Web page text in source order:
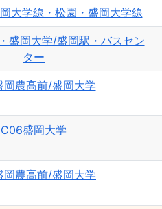
大学線・松園・盛岡大学線
盛岡大学/盛岡駅・バスセン
ター
岡農高前/盛岡大学
C06盛岡大学
岡農高前/盛岡大学